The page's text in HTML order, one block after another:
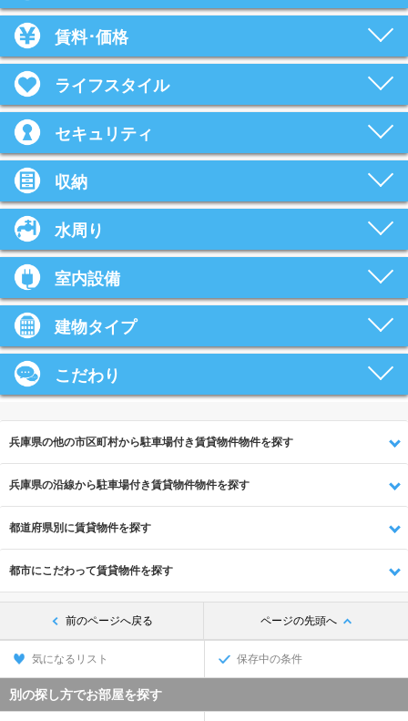
賃料･価格
ライフスタイル
セキュリティ
収納
水周り
室内設備
建物タイプ
こだわり
兵庫県の他の市区町村から駐車場付き賃貸物件物件を探す
兵庫県の沿線から駐車場付き賃貸物件物件を探す
都道府県別に賃貸物件を探す
都市にこだわって賃貸物件を探す
前のページへ戻る ページの先頭へ
気になるリスト 保存中の条件
別の探し方でお部屋を探す